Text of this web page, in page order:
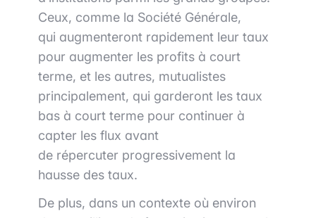
Ceux, comme la Société Générale,
qui augmenteront rapidement leur taux
pour augmenter les profits à court
terme, et les autres, mutualistes
principalement, qui garderont les taux
bas à court terme pour continuer à
capter les flux avant
de répercuter progressivement la
hausse des taux.
​De plus, dans un contexte où environ